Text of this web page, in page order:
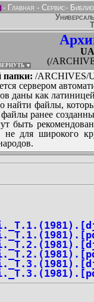
- Главная - Сервис-
(/
▼
папки: /ARCHIVES/
сервером
даны как
файлы,
ранее
быть
для широкого